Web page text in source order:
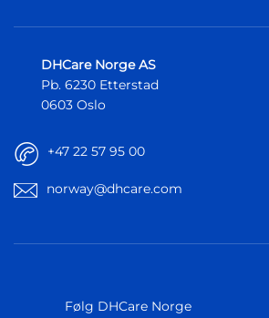
DHCare Norge AS
Pb. 6230 Etterstad
0603 Oslo
+47 22 57 95 00
norway@dhcare.com
Følg DHCare Norge